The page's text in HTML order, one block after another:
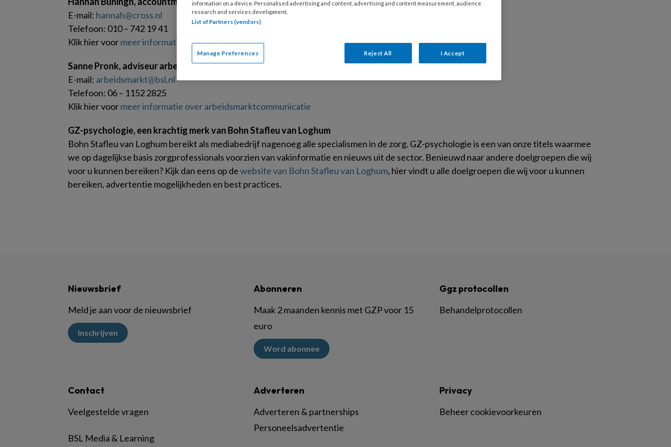
E-mail: hannah@cross.nl
Telefoon: 010 – 742 19 41
Klik hier voormeer informatie over adverteren bij GZ-Psychologie
Sanne Pronk, adviseur arbeidsmarktcommunicatie
E-mail: arbeidsmarkt@bsl.nl
Telefoon: 06 – 1152 2825
Klik hier voormeer informatie over arbeidsmarktcommunicatie
GZ-psychologie, een krachtig merk van Bohn Stafleu van Loghum
Bohn Stafleu van Loghum bereikt als mediabedrijf nagenoeg alle specialismen in de zorg. GZ-psychologie is een van onze titels waarmee
we op dagelijkse basis zorgprofessionals voorzien van vakinformatie en nieuws uit de sector. Benieuwd naar andere doelgroepen die wij
voor u kunnen bereiken? Kijk dan eens op dewebsite van Bohn Stafleu van Loghum, hier vindt u alle doelgroepen die wij voor u kunnen
bereiken, advertentie mogelijkheden en best practices.
Nieuwsbrief
Meld je aan voor de nieuwsbrief
Inschrijven
Abonneren
Maak 2 maanden kennis met GZP voor 15
euro
Word abonnee
Ggz protocollen
Behandelprotocollen
Contact
Veelgestelde vragen
BSL Media & Learning
Adverteren
Adverteren & partnerships
Personeelsadvertentie
Privacy
Beheer cookievoorkeuren
information on a device. Personalised advertising and content, advertising and content measurement, audience
research and services development.
List of Partners (vendors)
Manage Preferences Reject All I Accept